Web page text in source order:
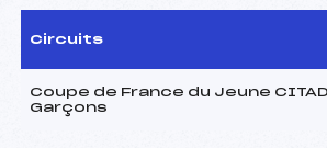
Circuits
Coupe de France du Jeune
Garçons